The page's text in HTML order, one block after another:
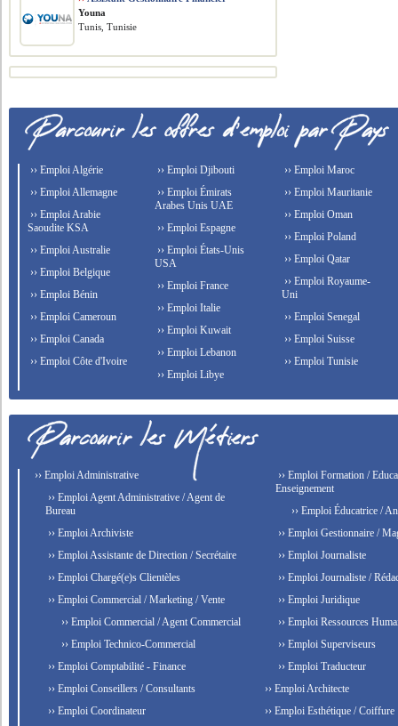
Youna
Tunis, Tunisie
›› Emploi Algérie
›› Emploi Allemagne
›› Emploi Arabie
Saoudite KSA
›› Emploi Australie
›› Emploi Belgique
›› Emploi Bénin
›› Emploi Cameroun
›› Emploi Canada
›› Emploi Côte d'Ivoire
›› Emploi Djibouti
›› Emploi Émirats
Arabes Unis UAE
›› Emploi Espagne
›› Emploi États-Unis
USA
›› Emploi France
›› Emploi Italie
›› Emploi Kuwait
›› Emploi Lebanon
›› Emploi Libye
›› Emploi Maroc
›› Emploi Mauritanie
›› Emploi Oman
›› Emploi Poland
›› Emploi Qatar
›› Emploi Royaume-
Uni
›› Emploi Senegal
›› Emploi Suisse
›› Emploi Tunisie
›› Emploi Administrative
›› Emploi Agent Administrative / Agent de
Bureau
›› Emploi Archiviste
›› Emploi Assistante de Direction / Secrétaire
›› Emploi Chargé(e)s Clientèles
›› Emploi Commercial / Marketing / Vente
›› Emploi Commercial / Agent Commercial
›› Emploi Technico-Commercial
›› Emploi Comptabilité - Finance
›› Emploi Conseillers / Consultants
›› Emploi Coordinateur
›› Emploi Formation /
Enseignement
›› Emploi Éducatrice /
›› Emploi Gestionnaire /
›› Emploi Journaliste
›› Emploi Journaliste /
›› Emploi Juridique
›› Emploi Ressources
›› Emploi Superviseurs
›› Emploi Traducteur
›› Emploi Architecte
›› Emploi Esthétique / Coiffure